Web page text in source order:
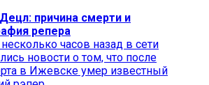
причина смерти и
репера
часов назад в сети
новости о том, что после
в Ижевске умер известный